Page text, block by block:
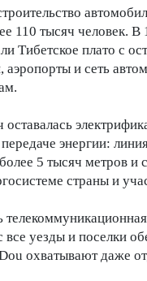
110 тысяч человек.
Тибетское плато с
и сеть
энергии:
5 тысяч метров
страны и
все уезды и поселки
охватывают даже